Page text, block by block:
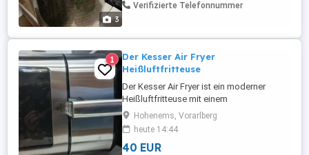
3
Verifizierte Telefonnummer
1
Der Kesser Air Fryer
Heißluftfritteuse
Der Kesser Air Fryer ist ein moderner
Heißluftfritteuse mit einem
Fassungsvermögen von 5,5 Litern. Dank
des hochwertigen Edelstahls ist das Gerät
besonders langlebig und leicht zu
reinigen. Die Zubereitung erfolgt
Hohenems, Vorarlberg
heute 14:44
40 EUR